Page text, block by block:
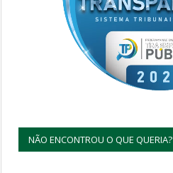
NÃO ENCONTROU O QUE QUERIA?